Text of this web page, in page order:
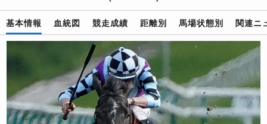
基本情報 血統図 競走成績 距離別 馬場状態別 関連ニ